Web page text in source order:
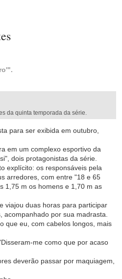
da quinta temporada da série.
para ser exibida em outubro,
em um complexo esportivo da
dois protagonistas da série.
explícito: os responsáveis pela
arredores, com entre "18 e 65
1,75 m os homens e 1,70 m as
viajou duas horas para participar
por sua madrasta.
que eu, com cabelos longos, mais
me como que por acaso
deverão passar por maquiagem,